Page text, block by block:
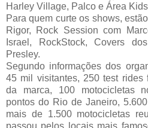
Harley Village, Palco e Área
Para quem curte os shows,
Rigor, Rock Session com
Israel, RockStock, Covers
Presley.
Segundo informações dos
45 mil visitantes, 250 test rides
da marca, 100 motocicletas
pontos do Rio de Janeiro,
mais de 1.500 motocicletas
passou pelos locais mais